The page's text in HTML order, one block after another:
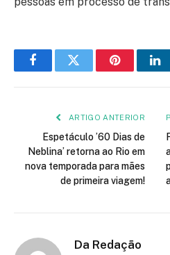
FacebookTwitter Pinterest
ARTIGO ANTERIOR
Espetáculo ’60 Dias de
Neblina’ retorna ao Rio em
nova temporada para mães
de primeira viagem!
Da Redação